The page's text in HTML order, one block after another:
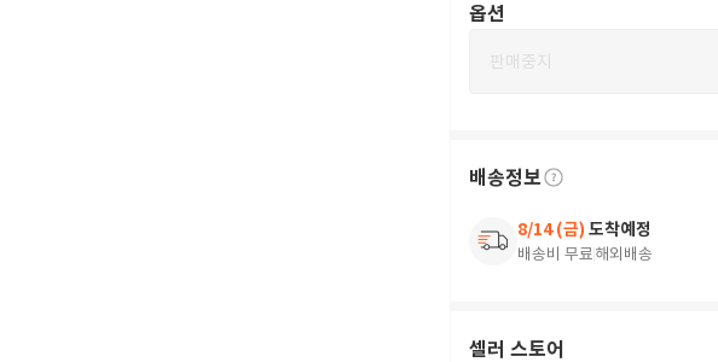
옵션
판매중지
배송정보
8/14 (금) 도착예정
배송비 무료해외배송
셀러 스토어